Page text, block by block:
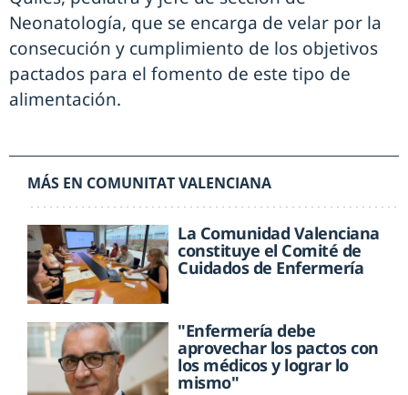
Neonatología, que se encarga de velar por la
consecución y cumplimiento de los objetivos
pactados para el fomento de este tipo de
alimentación.
MÁS EN COMUNITAT VALENCIANA
La Comunidad Valenciana
constituye el Comité de
Cuidados de Enfermería
"Enfermería debe
aprovechar los pactos con
los médicos y lograr lo
mismo"